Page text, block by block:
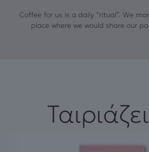
Coffee for us is a daily “ritual”. We
place where we would share our